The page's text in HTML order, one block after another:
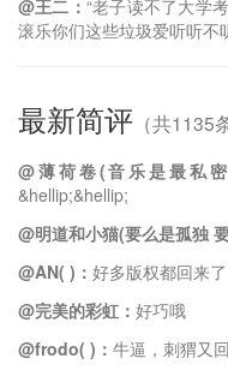
@王二： “老子读不了大学
滚乐你们这些垃圾爱听听不
最新简评 （共1135
@薄荷卷(音乐是最私
&hellip;&hellip;
@明道和小猫(要么是孤独
@AN( )： 好多版权都回来
@完美的彩虹： 好巧哦
@frodo( )： 牛逼，刺猬又